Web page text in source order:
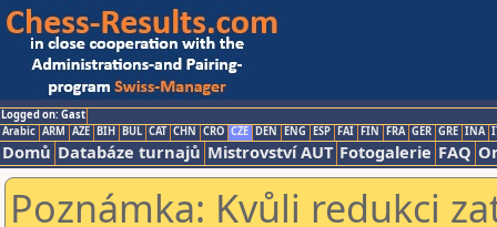
Logged on: Gast
Arabic ARM AZE BIH BUL CAT CHN CRO CZE DEN ENG ESP FAI FIN FRA GER GRE INA
Domů Databáze turnajů Mistrovství AUT Fotogalerie FAQ
Poznámka: Kvůli redukci